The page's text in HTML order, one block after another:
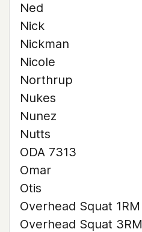
Ned
Nick
Nickman
Nicole
Northrup
Nukes
Nunez
Nutts
ODA 7313
Omar
Otis
Overhead Squat 1RM
Overhead Squat 3RM